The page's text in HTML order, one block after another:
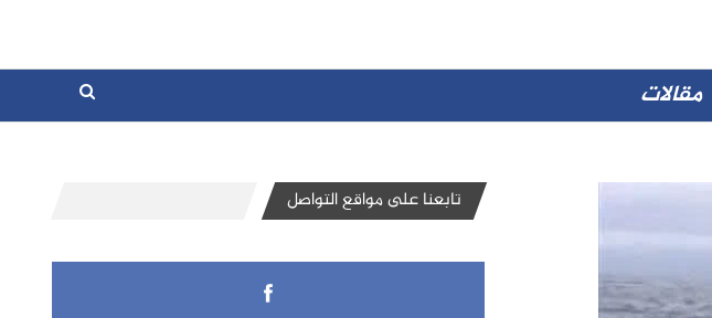
مقالات
تابعنا على مواقع التواصل